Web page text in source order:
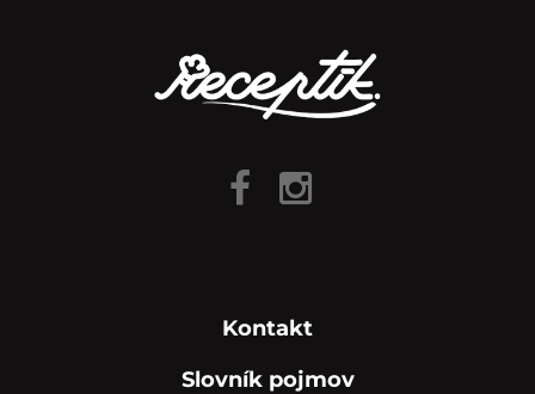
Kontakt
Slovník pojmov